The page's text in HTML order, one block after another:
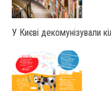
У Києві декомунізували